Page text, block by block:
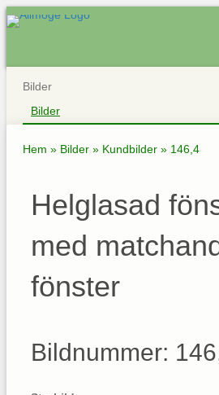
Bilder
Bilder
Hem » Bilder » Kundbilder » 146,4
Helglasad
med
fönster
Bildnummer: